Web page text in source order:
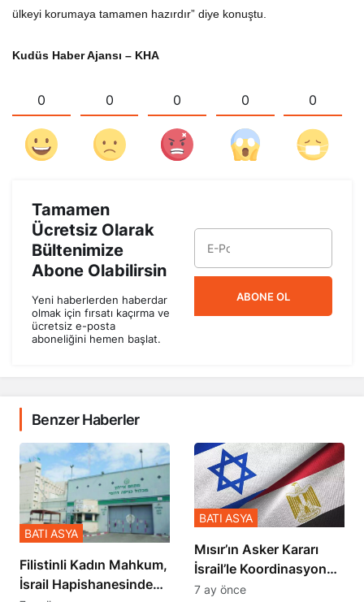
ülkeyi korumaya tamamen hazırdır” diye konuştu.
Kudüs Haber Ajansı – KHA
0 0 0 0 0
Tamamen
Ücretsiz Olarak
Bültenimize
Abone Olabilirsin
Yeni haberlerden haberdar
olmak için fırsatı kaçırma ve
ücretsiz e-posta
aboneliğini hemen başlat.
ABONE OL
Benzer Haberler
Filistinli Kadın Mahkum,
İsrail Hapishanesindeki
BATI ASYA
Mısır’ın Asker Kararı
İsrail’le Koordinasyon
İçinde Gerçekleşmiş
BATI ASYA
7 ay önce